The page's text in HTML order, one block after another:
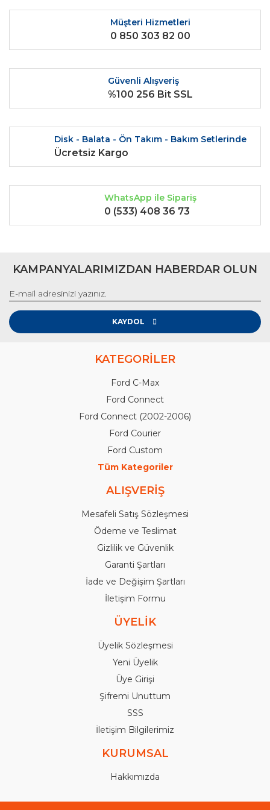
Yorum Yaz
Ürün resmi kalitesiz, bozuk veya görüntülenemiyor.
Ürün açıklamasında eksik bilgiler bulunuyor.
Ürün bilgilerinde hatalar bulunuyor.
Ürün fiyatı diğer sitelerden daha pahalı.
Bu ürüne benzer farklı alternatifler olmalı.
Gönder
Müşteri Hizmetleri
0 850 303 82 00
Güvenli Alışveriş
%100 256 Bit SSL
Disk - Balata - Ön Takım - Bakım Setlerinde
Ücretsiz Kargo
WhatsApp ile Sipariş
0 (533) 408 36 73
KAMPANYALARIMIZDAN HABERDAR OLUN
KAYDOL
KATEGORİLER
Ford C-Max
Ford Connect
Ford Connect (2002-2006)
Ford Courier
Ford Custom
Tüm Kategoriler
ALIŞVERİŞ
Mesafeli Satış Sözleşmesi
Ödeme ve Teslimat
Gizlilik ve Güvenlik
Garanti Şartları
İade ve Değişim Şartları
İletişim Formu
ÜYELİK
Üyelik Sözleşmesi
Yeni Üyelik
Üye Girişi
Şifremi Unuttum
SSS
İletişim Bilgilerimiz
KURUMSAL
Hakkımızda